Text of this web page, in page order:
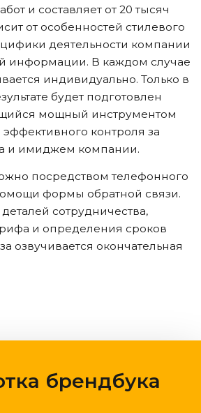
и составляет от 20 тысяч
от особенностей стилевого
деятельности компании
информации. В каждом случае
индивидуально. Только в
будет подготовлен
мощный инструментом
контроля за
и имиджем компании.
посредством телефонного
формы обратной связи.
сотрудничества,
и определения сроков
озвучивается окончательная
брендбука